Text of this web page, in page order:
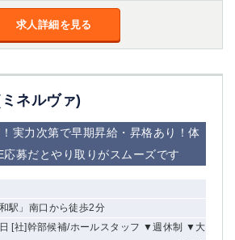
求人詳細を見る
ネルヴァ)
実力次第で早期昇給・昇格あり！体
募だとやり取りがスムーズです
駅」南口から徒歩2分
[社]幹部候補/ホールスタッフ ▼週休制 ▼大
新横浜
橋本
横浜・桜木町
茅ヶ崎
たまプラーザ